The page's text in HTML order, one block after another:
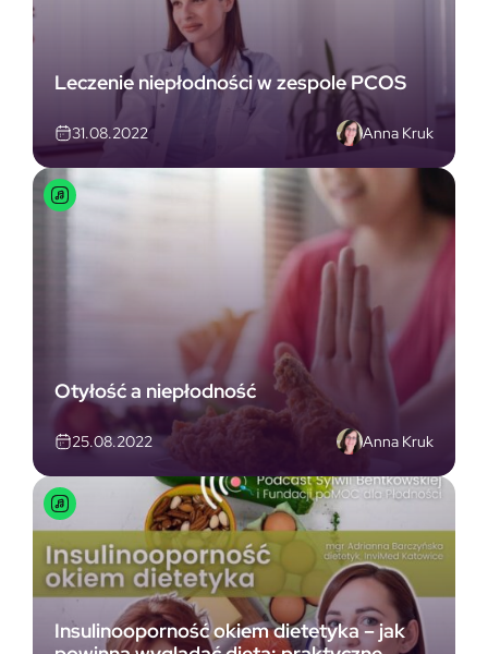
Leczenie niepłodności w zespole PCOS
31.08.2022 Anna Kruk
Otyłość a niepłodność
25.08.2022 Anna Kruk
Insulinooporność okiem dietetyka – jak